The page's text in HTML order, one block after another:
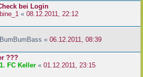
bei Login
bine_1 « 08.12.2011, 22:12
BumBumBass « 06.12.2011, 08:39
???
1. FC Keller « 01.12.2011, 23:15